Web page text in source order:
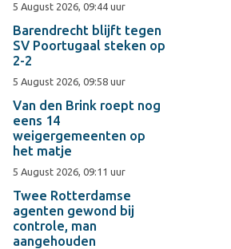
5 August 2026, 09:44 uur
Barendrecht blijft tegen
SV Poortugaal steken op
2-2
5 August 2026, 09:58 uur
Van den Brink roept nog
eens 14
weigergemeenten op
het matje
5 August 2026, 09:11 uur
Twee Rotterdamse
agenten gewond bij
controle, man
aangehouden